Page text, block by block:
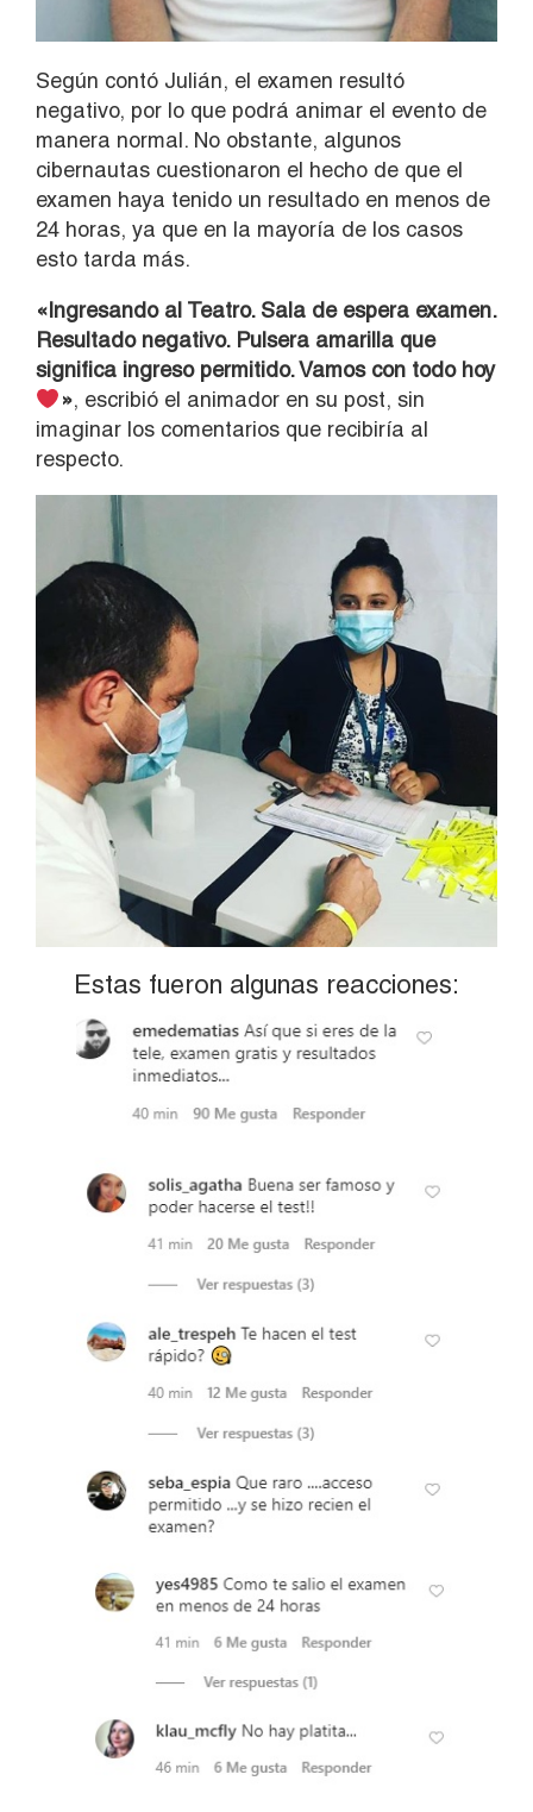
Según contó Julián, el examen resultó
negativo, por lo que podrá animar el evento de
manera normal. No obstante, algunos
cibernautas cuestionaron el hecho de que el
examen haya tenido un resultado en menos de
24 horas, ya que en la mayoría de los casos
esto tarda más.
«Ingresando al Teatro. Sala de espera examen.
Resultado negativo. Pulsera amarilla que
significa ingreso permitido. Vamos con todo hoy
», escribió el animador en su post, sin
imaginar los comentarios que recibiría al
respecto.
Estas fueron algunas reacciones: